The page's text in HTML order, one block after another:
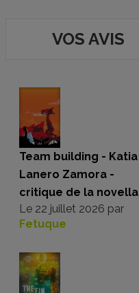
VOS AVIS
Team building - Katia
Lanero Zamora -
critique de la novella
Le 22 juillet 2026 par
Fetuque